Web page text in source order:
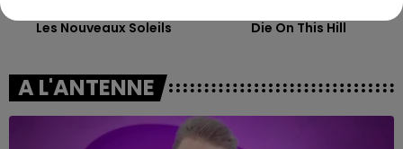
Les Nouveaux Soleils Die On This Hill
A L'ANTENNE